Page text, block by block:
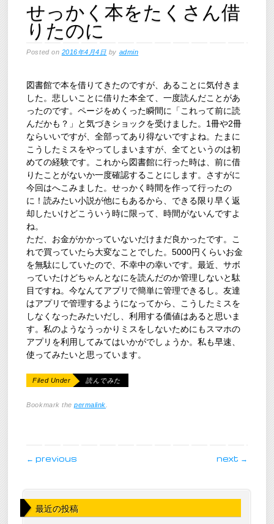
せっかく本をたくさん借
りたのに
Posted on 2016年4月4日 by admin
図書館で本を借りてきたのですが、あることに気付きま
した。悲しいことに借りた本全て、一度読んだことがあ
ったのです。ページをめくった瞬間に「これって前に読
んだかも？」と気づきショックを受けました。1冊や2冊
ならいいですが、全部ってあり得ないですよね。たまに
こうしたミスをやってしまいますが、全てというのは初
めての経験です。これから図書館に行った時は、前に借
りたことがないか一度確認することにします。さすがに
今回はへこみました。せっかく時間を作って行ったの
に！読みたい小説が他にもあるから、できる限り早く返
却したいけどこういう時に限って、時間がないんですよ
ね。
ただ、お金がかかっていないだけまだ良かったです。こ
れで買っていたら大変なことでした。5000円くらいお金
を無駄にしていたので、不幸中の幸いです。最近、サボ
っていたけどちゃんとなにを読んだのか管理しないと駄
目ですね。今なんてアプリで簡単に管理できるし。友達
はアプリで管理するようになってから、こうしたミスを
しなくなったみたいだし、利用する価値はあると思いま
す。私のようなうっかりミスをしないためにもスマホの
アプリを利用してみてはいかがでしょうか。私も早速、
使ってみたいと思っています。
Filed Under 読んでみた
Bookmark thepermalink.
post navigation
← previous next →
最近の投稿